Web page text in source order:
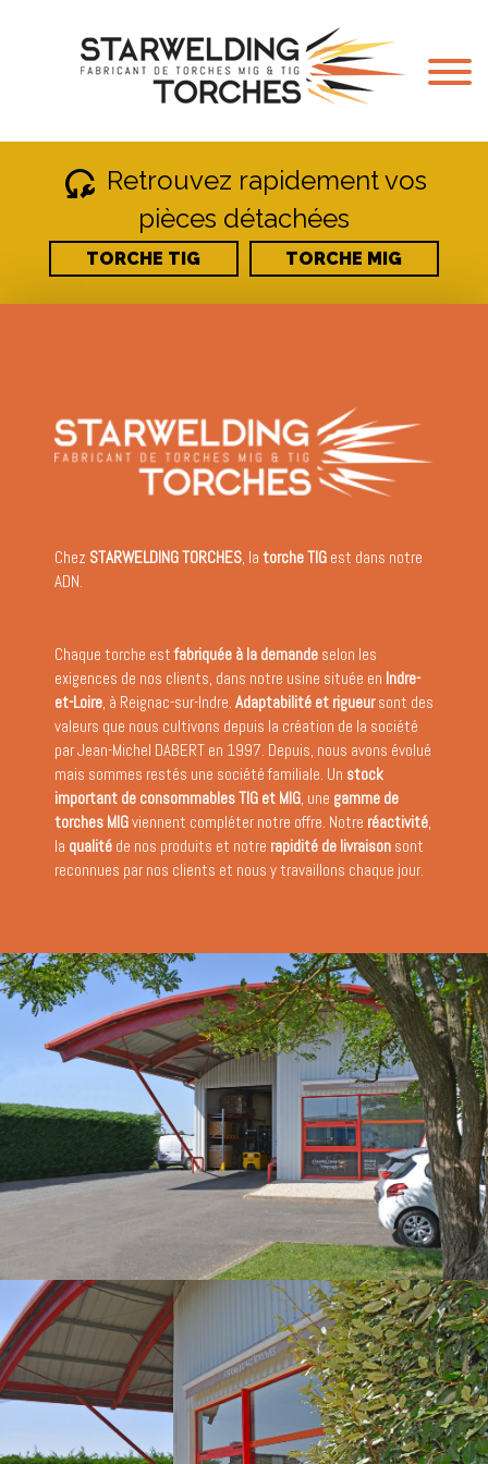
reset_wrench Retrouvez rapidement vos
pièces détachées
TORCHE TIG TORCHE MIG
Chez STARWELDING TORCHES, la torche TIG est dans notre
ADN.
Chaque torche estfabriquée à la demande selon les
exigences de nos clients, dans notre usine située en Indre-
et-Loire, à Reignac-sur-Indre. Adaptabilité et rigueursont des
valeurs que nous cultivons depuis la création de la société
par Jean-Michel DABERT en 1997. Depuis, nous avons évolué
mais sommes restés une société familiale. Un stock
important de consommables TIG et MIG, une gamme de
torches MIGviennent compléter notre offre. Notre réactivité,
la qualité de nos produits et notre rapidité de livraison sont
reconnues par nos clients et nous y travaillons chaque jour.